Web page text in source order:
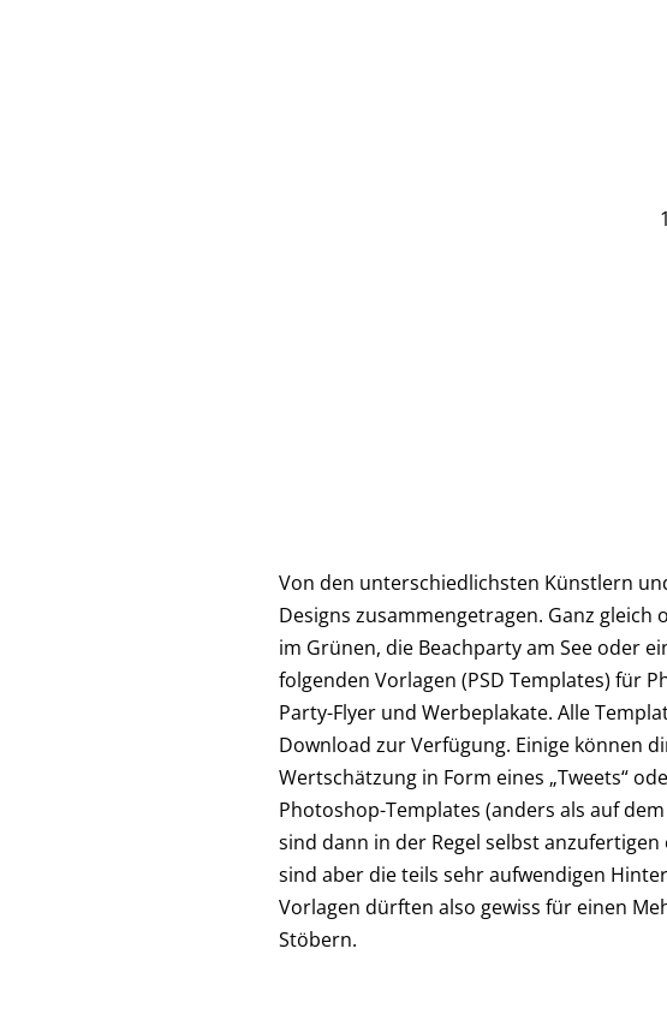
Von den unterschiedlichsten Künstlern
Designs zusammengetragen. Ganz
im Grünen, die Beachparty am See oder
folgenden Vorlagen (PSD Templates) für
Party-Flyer und Werbeplakate. Alle
Download zur Verfügung. Einige können
Wertschätzung in Form eines „Tweets“
Photoshop-Templates (anders als auf
sind dann in der Regel selbst
sind aber die teils sehr aufwendigen
Vorlagen dürften also gewiss für einen
Stöbern.